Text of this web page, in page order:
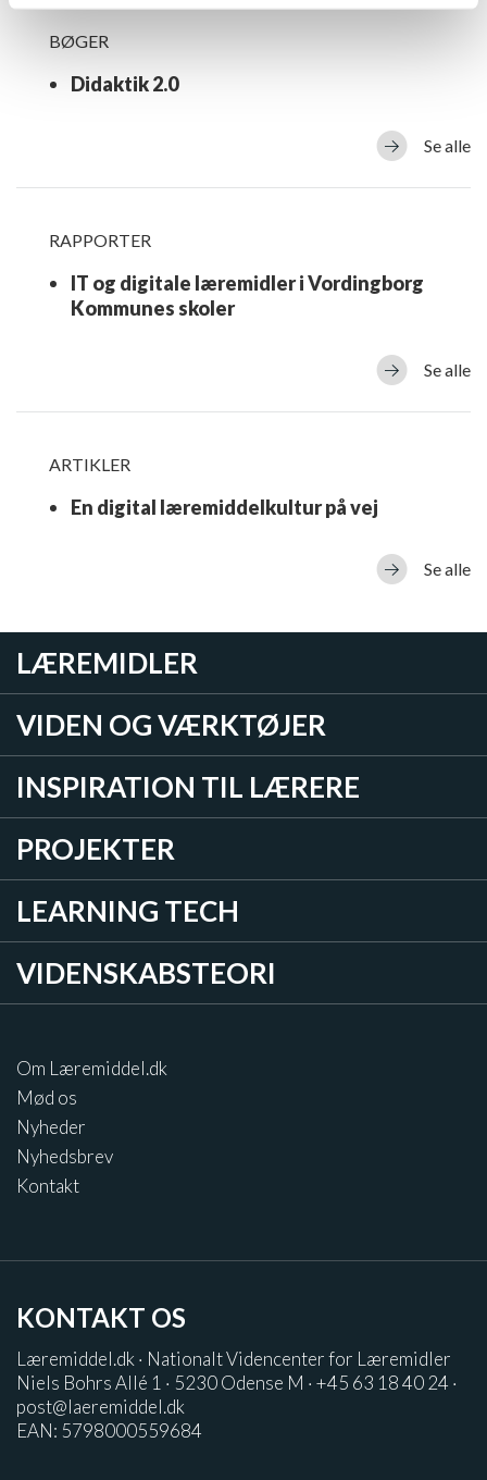
BØGER
Didaktik 2.0
Se alle
RAPPORTER
IT og digitale læremidler i Vordingborg
Kommunes skoler
Se alle
ARTIKLER
En digital læremiddelkultur på vej
Se alle
LÆREMIDLER
VIDEN OG VÆRKTØJER
INSPIRATION TIL LÆRERE
PROJEKTER
LEARNING TECH
VIDENSKABSTEORI
Om Læremiddel.dk
Mød os
Nyheder
Nyhedsbrev
Kontakt
KONTAKT OS
Læremiddel.dk · Nationalt Videncenter for Læremidler
Niels Bohrs Allé 1 · 5230 Odense M · +45 63 18 40 24 ·
post@laeremiddel.dk
EAN: 5798000559684